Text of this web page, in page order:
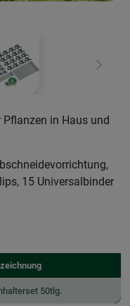
Weiter
in Haus und
15 Universalbinder
50tlg.